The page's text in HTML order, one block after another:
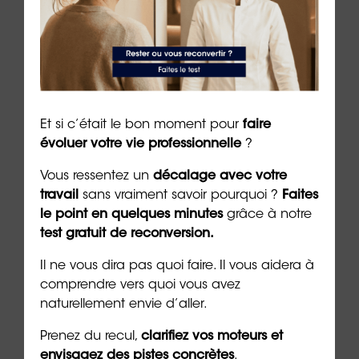
À lire sur le même thème
Réussir sa reconversion en
Provence-Alpes-Côte d’Azur
Et si c’était le bon moment pour faire
évoluer votre vie professionnelle?
Vous ressentez un décalage avec votre
travail sans vraiment savoir pourquoi ? Faites
le point en quelques minutesgrâce à notre
test gratuit de reconversion.
Il ne vous dira pas quoi faire. Il vous aidera à
comprendre vers quoi vous avez
naturellement envie d’aller.
Prenez du recul, clarifiez vos moteurs et
envisagez des pistes concrètes.